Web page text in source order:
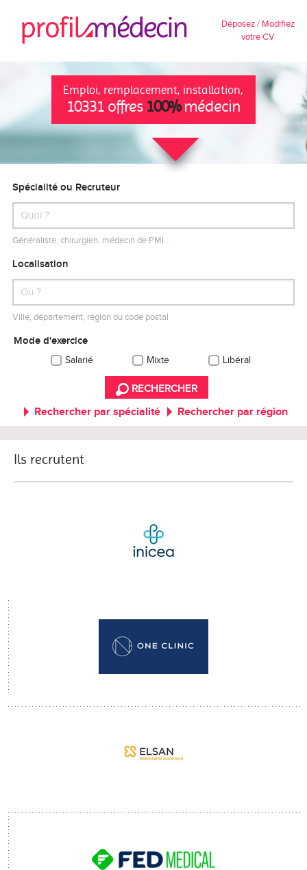
Déposez / Modifiez
votre CV
Emploi, remplacement, installation,
10331 offres 100%médecin
Spécialité ou Recruteur
Généraliste, chirurgien, médecin de PMI…
Localisation
Ville, département, région ou code postal
Mode d'exercice
Salarié Mixte Libéral
RECHERCHER
Rechercher par spécialité Rechercher par région
Ils recrutent